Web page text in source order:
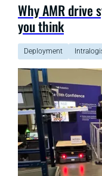
Why AMR drive
you think
Deployment